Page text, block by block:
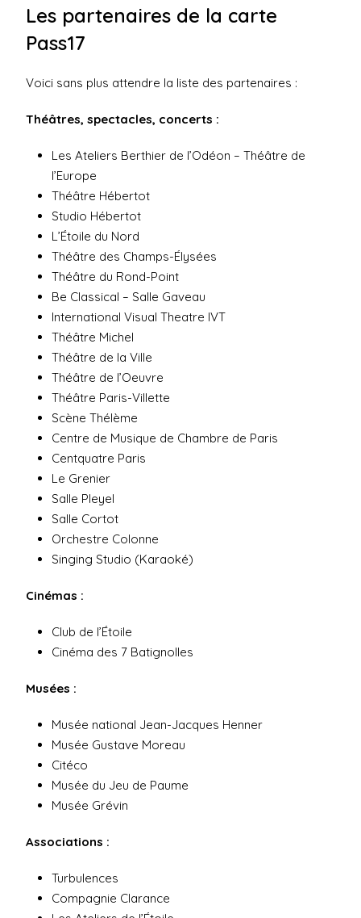
Les partenaires de la carte
Pass17
Voici sans plus attendre la liste des partenaires :
Théâtres, spectacles, concerts :
Les Ateliers Berthier de l’Odéon – Théâtre de
l’Europe
Théâtre Hébertot
Studio Hébertot
L’Étoile du Nord
Théâtre des Champs-Élysées
Théâtre du Rond-Point
Be Classical – Salle Gaveau
International Visual Theatre IVT
Théâtre Michel
Théâtre de la Ville
Théâtre de l’Oeuvre
Théâtre Paris-Villette
Scène Thélème
Centre de Musique de Chambre de Paris
Centquatre Paris
Le Grenier
Salle Pleyel
Salle Cortot
Orchestre Colonne
Singing Studio (Karaoké)
Cinémas :
Club de l’Étoile
Cinéma des 7 Batignolles
Musées :
Musée national Jean-Jacques Henner
Musée Gustave Moreau
Citéco
Musée du Jeu de Paume
Musée Grévin
Associations :
Turbulences
Compagnie Clarance